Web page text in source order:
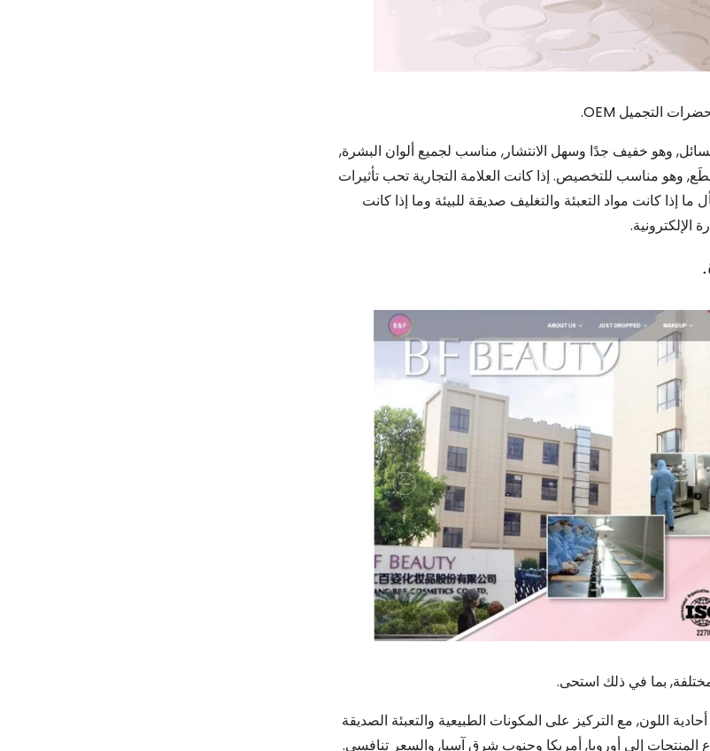
وهو خفيف جدًا وسهل الانتشار, مناسب لجميع ألوان البشرة,
أن تساعدك أيضًا في تصميم التغليف. الحد الأدنى لكمية الطلب هو 1,000 قِطَع, وهو مناسب للتخصيص. إذا كانت العلامة التجارية تحب تأثيرات
إذا كانت مواد التعبئة والتغليف صديقة للبيئة وما إذا كانت
الإلكترونية.
اللون, مع التركيز على المكونات الطبيعية والتعبئة الصديقة
المنتجات إلى أوروبا, أمريكا وجنوب شرق آسيا, والسعر تنافسي.